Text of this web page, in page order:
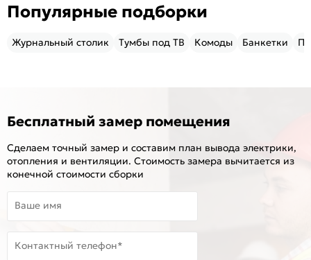
Популярные подборки
Журнальный столик Тумбы под ТВ Комоды Банкетки
Бесплатный замер помещения
Сделаем точный замер и составим план вывода электрики,
отопления и вентиляции. Стоимость замера вычитается из
конечной стоимости сборки
Ваше имя
Контактный телефон*